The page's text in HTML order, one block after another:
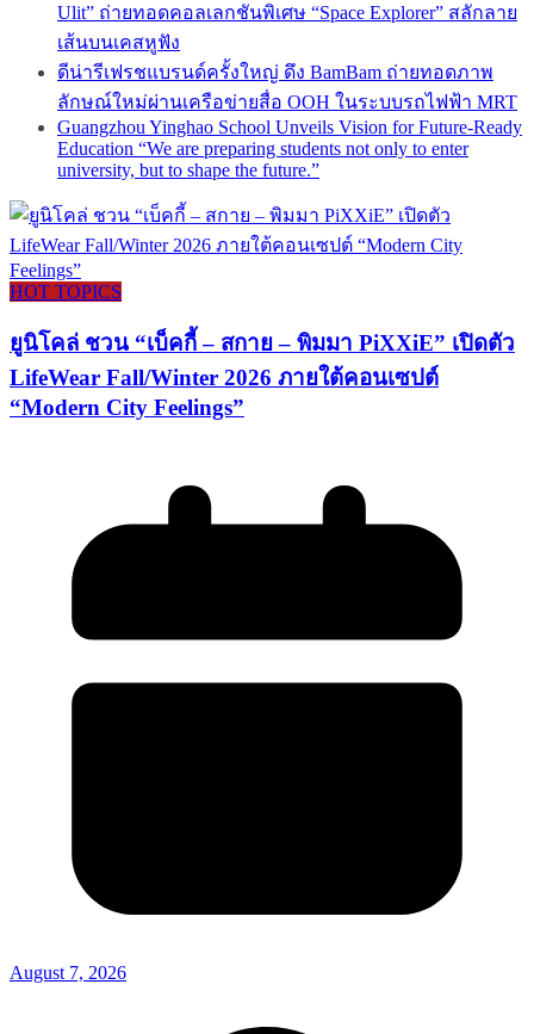
Ulit” ถ่ายทอดคอลเลกชันพิเศษ “Space Explorer” สลักลาย
เส้นบนเคสหูฟัง
ดีน่ารีเฟรชแบรนด์ครั้งใหญ่ ดึง BamBam ถ่ายทอดภาพ
ลักษณ์ใหม่ผ่านเครือข่ายสื่อ OOH ในระบบรถไฟฟ้า MRT
Guangzhou Yinghao School Unveils Vision for Future-Ready
Education “We are preparing students not only to enter
university, but to shape the future.”
HOT TOPICS
ยูนิโคล่ ชวน “เบ็คกี้ – สกาย – พิมมา PiXXiE” เปิดตัว
LifeWear Fall/Winter 2026 ภายใต้คอนเซปต์
“Modern City Feelings”
August 7, 2026